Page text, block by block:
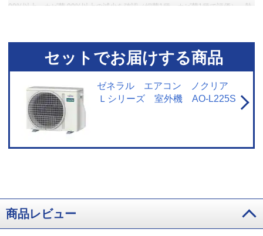
99%以上、カビ菌 99%以上の減少を確認（細菌1種、カビ菌1種で評価）。熱
に風が到達することを確認。
※5 AS-L705S2において。暖房（ハイパワー）
運転時、エアコンから最大10ｍの地点に風が到達することを確認。
標年度2027年度達成率100％クリア。
セットでお届けする商品
ゼネラル エアコン ノクリア
Ｌシリーズ 室外機 AO-L225S
商品レビュー